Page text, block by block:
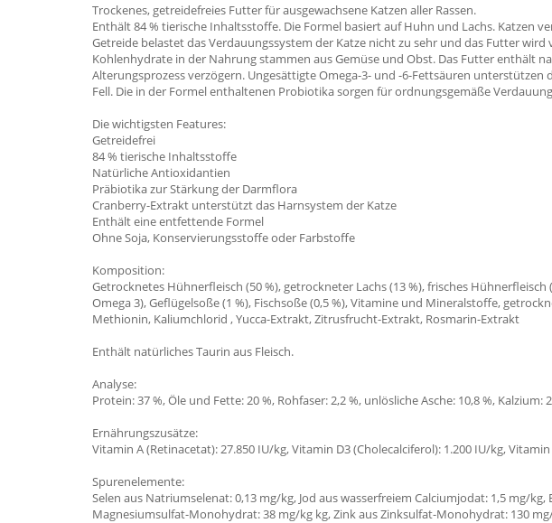
Trockenes, getreidefreies Futter für ausgewachsene Katzen aller Rassen.
Enthält 84 % tierische Inhaltsstoffe. Die Formel basiert auf Huhn und Lachs. Katzen
Getreide belastet das Verdauungssystem der Katze nicht zu sehr und das Futter
Kohlenhydrate in der Nahrung stammen aus Gemüse und Obst. Das Futter
Alterungsprozess verzögern. Ungesättigte Omega-3- und -6-Fettsäuren
Fell. Die in der Formel enthaltenen Probiotika sorgen für ordnungsgemäße
Die wichtigsten Features:
Getreidefrei
84 % tierische Inhaltsstoffe
Natürliche Antioxidantien
Präbiotika zur Stärkung der Darmflora
Cranberry-Extrakt unterstützt das Harnsystem der Katze
Enthält eine entfettende Formel
Ohne Soja, Konservierungsstoffe oder Farbstoffe
Komposition:
Getrocknetes Hühnerfleisch (50 %), getrockneter Lachs (13 %), frisches
Omega 3), Geflügelsoße (1 %), Fischsoße (0,5 %), Vitamine und Mineralstoffe,
Methionin, Kaliumchlorid , Yucca-Extrakt, Zitrusfrucht-Extrakt, Rosmarin-Extrakt
Enthält natürliches Taurin aus Fleisch.
Analyse:
Protein: 37 %, Öle und Fette: 20 %, Rohfaser: 2,2 %, unlösliche Asche: 10,8 %,
Ernährungszusätze:
Vitamin A (Retinacetat): 27.850 IU/kg, Vitamin D3 (Cholecalciferol): 1.200 IU/kg,
Spurenelemente:
Selen aus Natriumselenat: 0,13 mg/kg, Jod aus wasserfreiem Calciumjodat: 1,5 mg/
Magnesiumsulfat-Monohydrat: 38 mg/kg kg, Zink aus Zinksulfat-Monohydrat: 130